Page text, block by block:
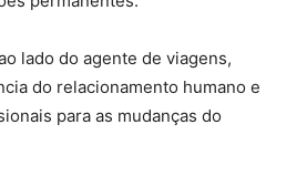
lado do agente de viagens,
do relacionamento humano e
para as mudanças do